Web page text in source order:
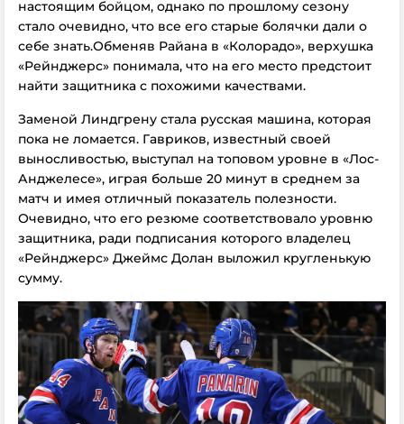
настоящим бойцом, однако по прошлому сезону
стало очевидно, что все его старые болячки дали о
себе знать.Обменяв Райана в «Колорадо», верхушка
«Рейнджерс» понимала, что на его место предстоит
найти защитника с похожими качествами.
Заменой Линдгрену стала русская машина, которая
пока не ломается. Гавриков, известный своей
выносливостью, выступал на топовом уровне в «Лос-
Анджелесе», играя больше 20 минут в среднем за
матч и имея отличный показатель полезности.
Очевидно, что его резюме соответствовало уровню
защитника, ради подписания которого владелец
«Рейнджерс» Джеймс Долан выложил кругленькую
сумму.